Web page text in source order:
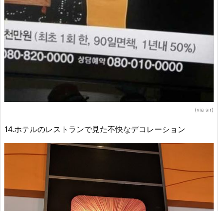
(via sir)
14.ホテルのレストランで見た不快なデコレーション